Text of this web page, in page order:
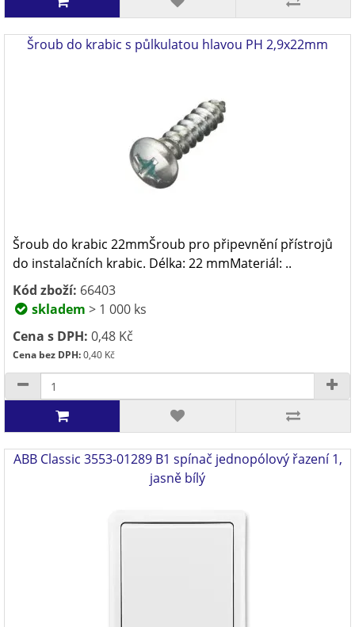
Šroub do krabic s půlkulatou hlavou PH 2,9x22mm
Šroub do krabic 22mmŠroub pro připevnění přístrojů
do instalačních krabic. Délka: 22 mmMateriál: ..
Kód zboží: 66403
skladem > 1 000 ks
Cena s DPH: 0,48 Kč
Cena bez DPH:0,40 Kč
ABB Classic 3553-01289 B1 spínač jednopólový řazení 1,
jasně bílý